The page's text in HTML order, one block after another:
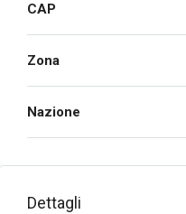
CAP
Zona
Nazione
Dettagli